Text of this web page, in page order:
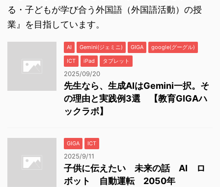
る・子どもが学び合う外国語（外国語活動）の授
業』を目指しています。
AI Gemini(ジェミニ) GIGA
google(グーグル)
ICT
iPad タブレット
2025/09/20
先生なら、生成AIはGemini一択。そ
の理由と実践例3選 【教育GIGAハ
ックラボ】
GIGA ICT
2025/9/11
子供に伝えたい 未来の話 AI ロ
ボット 自動運転 2050年